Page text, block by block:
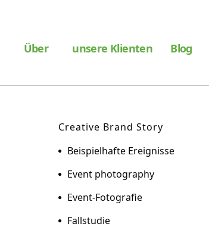
Über unsere Klienten Blog
Creative Brand Story
Beispielhafte Ereignisse
Event photography
Event-Fotografie
Fallstudie